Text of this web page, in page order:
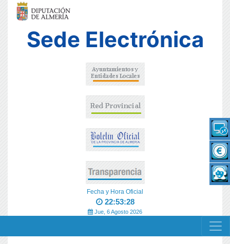
Sede Electrónica
Fecha y Hora Oficial
22:53:28
Jue, 6 Agosto 2026
MENÚ RESPONSIVE